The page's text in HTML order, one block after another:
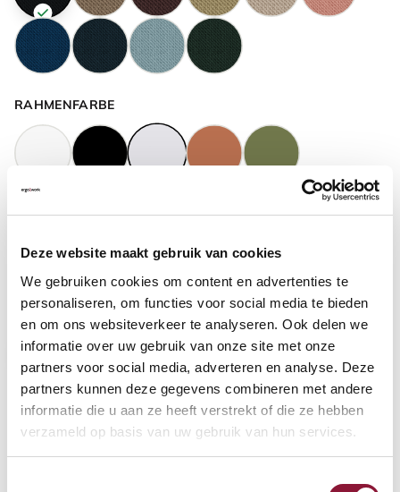
Deze website maakt gebruik van cookies
We gebruiken cookies om content en advertenties te
personaliseren, om functies voor social media te bieden
en om ons websiteverkeer te analyseren. Ook delen we
informatie over uw gebruik van onze site met onze
partners voor social media, adverteren en analyse. Deze
partners kunnen deze gegevens combineren met andere
informatie die u aan ze heeft verstrekt of die ze hebben
verzameld op basis van uw gebruik van hun services.
RAHMENFARBE
GASFEDERHÖHE
BODENKONTAKT
FUSSRING ?